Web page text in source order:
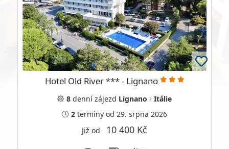
Hotel Old River *** - Lignano
8 denní zájezd Lignano
Itálie
2 termíny od 29. srpna 2026
Již od 10 400 Kč